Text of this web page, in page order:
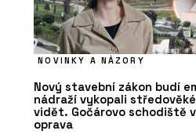
NOVINKY A NÁZORY
Nový stavební zákon budí
nádraží vykopali
vidět. Gočárovo schodiště
oprava